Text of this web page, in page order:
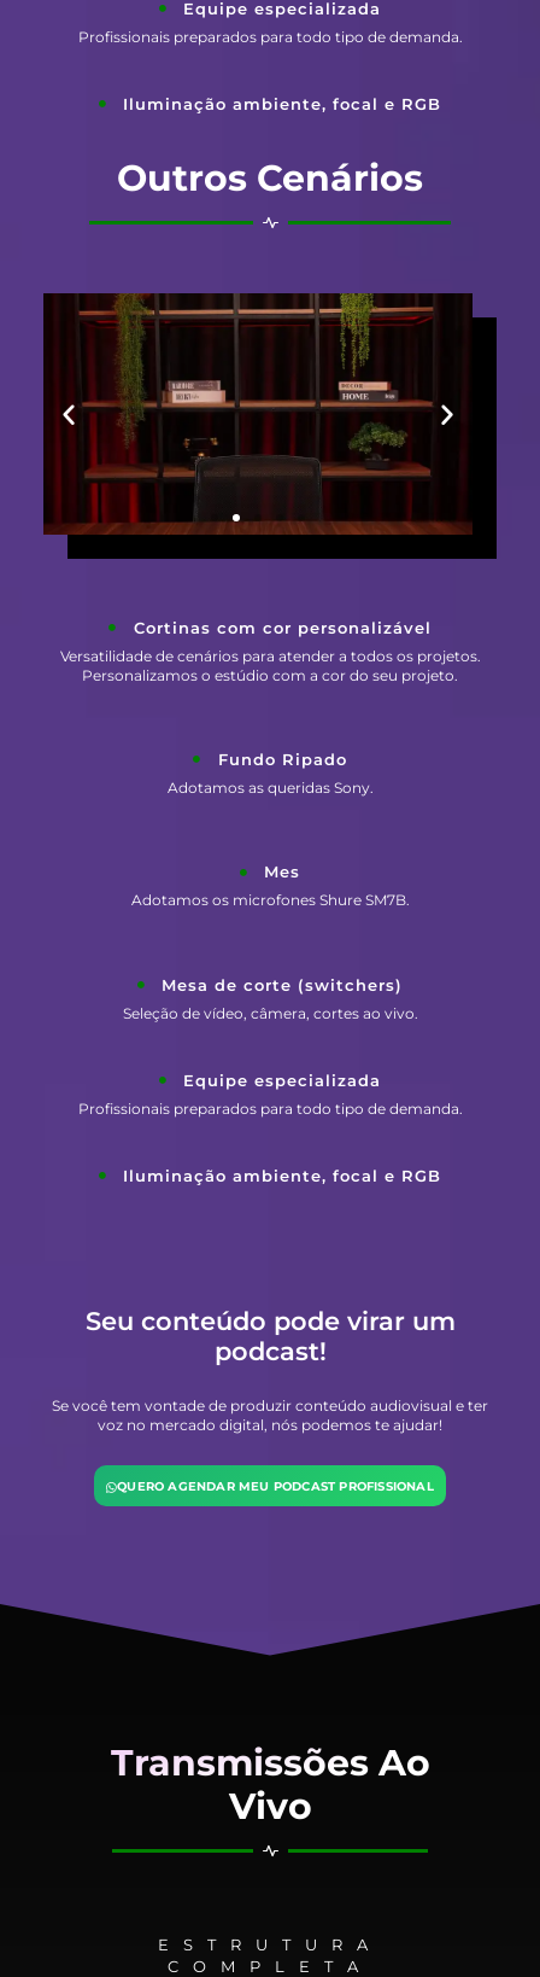
Equipe especializada
Profissionais preparados para todo tipo de demanda.
Iluminação ambiente, focal e RGB
Outros Cenários
Cortinas com cor personalizável
Versatilidade de cenários para atender a todos os projetos.
Personalizamos o estúdio com a cor do seu projeto.
Fundo Ripado
Adotamos as queridas Sony.
Mes
Adotamos os microfones Shure SM7B.
Mesa de corte (switchers)
Seleção de vídeo, câmera, cortes ao vivo.
Equipe especializada
Profissionais preparados para todo tipo de demanda.
Iluminação ambiente, focal e RGB
Seu conteúdo pode virar um
podcast!
Se você tem vontade de produzir conteúdo audiovisual e ter
voz no mercado digital, nós podemos te ajudar!
QUERO AGENDAR MEU PODCAST PROFISSIONAL
Transmissões Ao
Vivo
ESTRUTURA
COMPLETA